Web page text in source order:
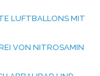
LUFTBALLONS MIT
VON NITROSAMIN